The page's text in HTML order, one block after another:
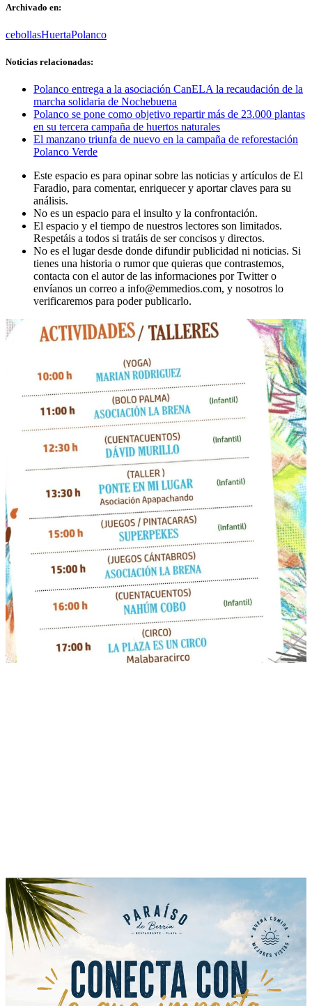
Archivado en:
cebollasHuertaPolanco
Noticias relacionadas:
Polanco entrega a la asociación CanELA la recaudación de la
marcha solidaria de Nochebuena
Polanco se pone como objetivo repartir más de 23.000 plantas
en su tercera campaña de huertos naturales
El manzano triunfa de nuevo en la campaña de reforestación
Polanco Verde
Este espacio es para opinar sobre las noticias y artículos de El
Faradio, para comentar, enriquecer y aportar claves para su
análisis.
No es un espacio para el insulto y la confrontación.
El espacio y el tiempo de nuestros lectores son limitados.
Respetáis a todos si tratáis de ser concisos y directos.
No es el lugar desde donde difundir publicidad ni noticias. Si
tienes una historia o rumor que quieras que contrastemos,
contacta con el autor de las informaciones por Twitter o
envíanos un correo a info@emmedios.com, y nosotros lo
verificaremos para poder publicarlo.